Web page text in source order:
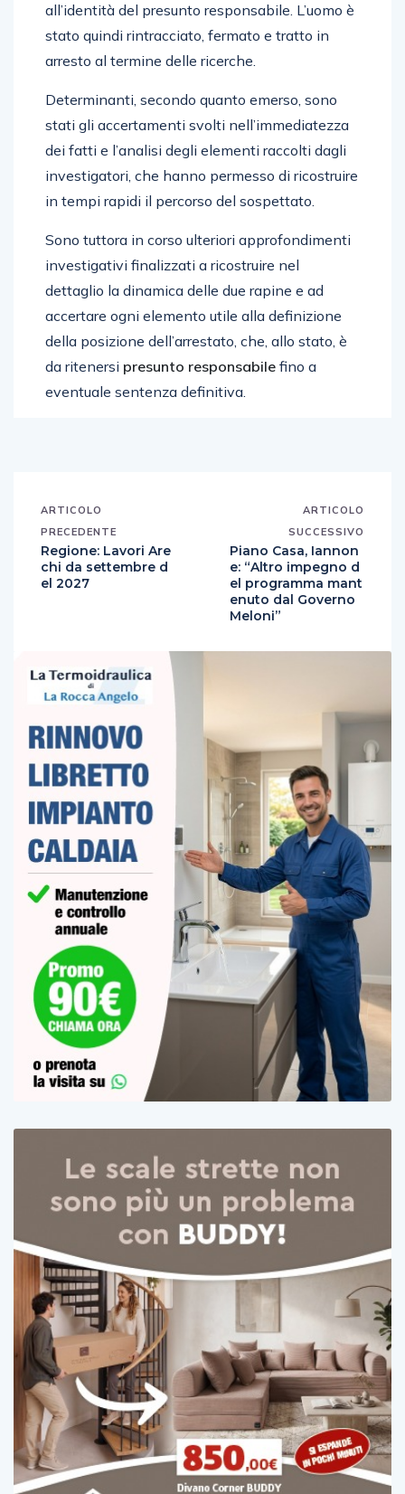
all’identità del presunto responsabile. L’uomo è
stato quindi rintracciato, fermato e tratto in
arresto al termine delle ricerche.
Determinanti, secondo quanto emerso, sono
stati gli accertamenti svolti nell’immediatezza
dei fatti e l’analisi degli elementi raccolti dagli
investigatori, che hanno permesso di ricostruire
in tempi rapidi il percorso del sospettato.
Sono tuttora in corso ulteriori approfondimenti
investigativi finalizzati a ricostruire nel
dettaglio la dinamica delle due rapine e ad
accertare ogni elemento utile alla definizione
della posizione dell’arrestato, che, allo stato, è
da ritenersi presunto responsabile fino a
eventuale sentenza definitiva.
ARTICOLO
PRECEDENTE
Regione: Lavori Are
chi da settembre d
el 2027
ARTICOLO
SUCCESSIVO
Piano Casa, Iannon
e: “Altro impegno d
el programma mant
enuto dal Governo
Meloni”